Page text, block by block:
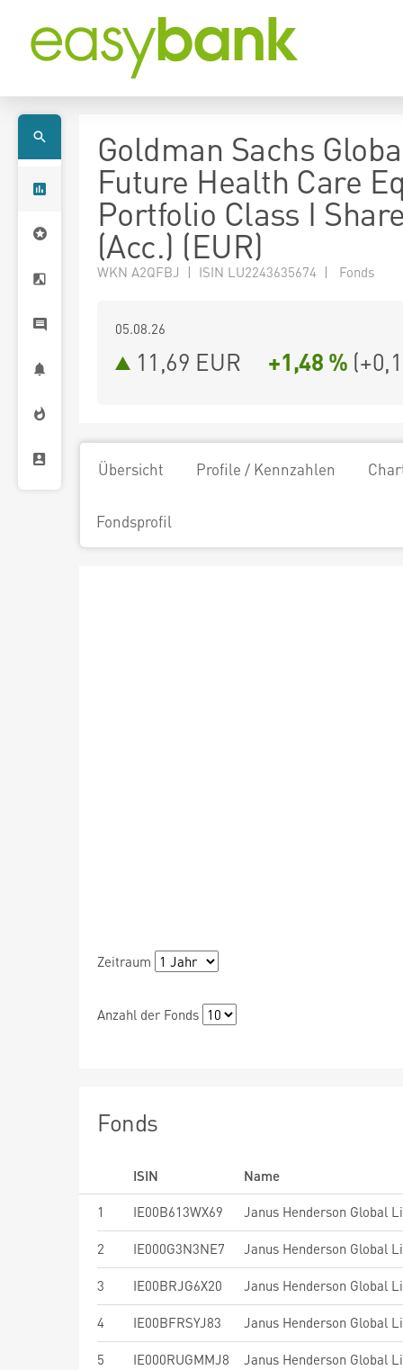
Goldman Sachs
Future Health Care
Portfolio Class I
(Acc.) (EUR)
WKN A2QFBJ | ISIN LU2243635674 | Fonds
05.08.26
11,69 EUR +1,48 % (
Übersicht Profile / Kennzahlen
Fondsprofil
Zeitraum
Anzahl der Fonds
Fonds
ISIN
Name
1
IE00B613WX69 Janus Henderson Global
2 IE000G3N3NE7 Janus Henderson Global
3 IE00BRJG6X20 Janus Henderson Global
4 IE00BFRSYJ83 Janus Henderson Global
5 IE000RUGMMJ8 Janus Henderson Global